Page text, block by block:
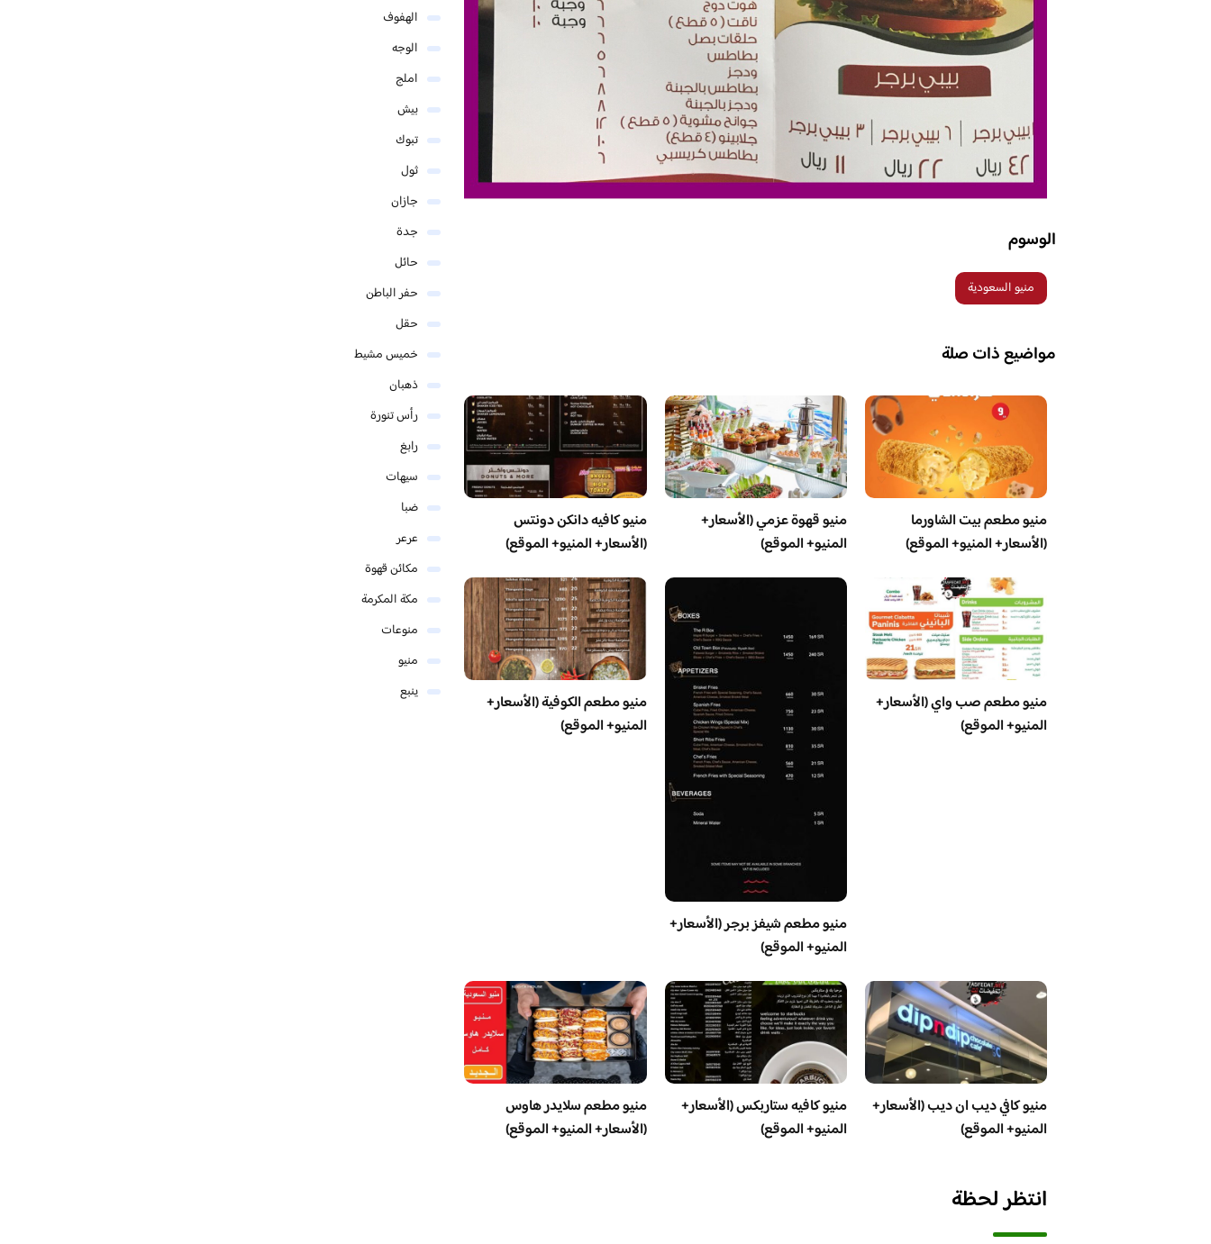
الوسوم
منيو السعودية
مواضيع ذات صلة
منيو مطعم بيت الشاورما
(الأسعار+ المنيو+ الموقع)
منيو قهوة عزمي (الأسعار+
المنيو+ الموقع)
منيو كافيه دانكن دونتس
(الأسعار+ المنيو+ الموقع)
منيو مطعم صب واي (الأسعار+
المنيو+ الموقع)
منيو مطعم شيفز برجر (الأسعار+
المنيو+ الموقع)
منيو مطعم الكوفية (الأسعار+
المنيو+ الموقع)
منيو كافي ديب ان ديب (الأسعار+
المنيو+ الموقع)
منيو كافيه ستاربكس (الأسعار+
المنيو+ الموقع)
منيو مطعم سلايدر هاوس
(الأسعار+ المنيو+ الموقع)
انتظر لحظة
الهفوف
الوجه
املج
بيش
تبوك
ثول
جازان
جدة
حائل
حفر الباطن
حقل
خميس مشيط
ذهبان
رأس تنورة
رابغ
سيهات
ضبا
عرعر
مكائن قهوة
مكة المكرمة
منوعات
منيو
ينبع